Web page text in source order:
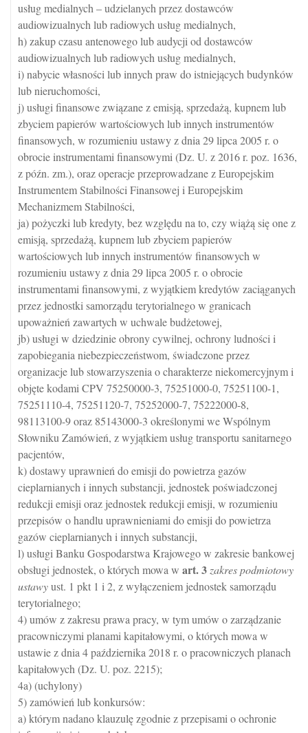
usług medialnych – udzielanych przez dostawców
audiowizualnych lub radiowych usług medialnych,
h) zakup czasu antenowego lub audycji od dostawców
audiowizualnych lub radiowych usług medialnych,
i) nabycie własności lub innych praw do istniejących budynków
lub nieruchomości,
j) usługi finansowe związane z emisją, sprzedażą, kupnem lub
zbyciem papierów wartościowych lub innych instrumentów
finansowych, w rozumieniu ustawy z dnia 29 lipca 2005 r. o
obrocie instrumentami finansowymi (Dz. U. z 2016 r. poz. 1636,
z późn. zm.), oraz operacje przeprowadzane z Europejskim
Instrumentem Stabilności Finansowej i Europejskim
Mechanizmem Stabilności,
ja) pożyczki lub kredyty, bez względu na to, czy wiążą się one z
emisją, sprzedażą, kupnem lub zbyciem papierów
wartościowych lub innych instrumentów finansowych w
rozumieniu ustawy z dnia 29 lipca 2005 r. o obrocie
instrumentami finansowymi, z wyjątkiem kredytów zaciąganych
przez jednostki samorządu terytorialnego w granicach
upoważnień zawartych w uchwale budżetowej,
jb) usługi w dziedzinie obrony cywilnej, ochrony ludności i
zapobiegania niebezpieczeństwom, świadczone przez
organizacje lub stowarzyszenia o charakterze niekomercyjnym i
objęte kodami CPV 75250000-3, 75251000-0, 75251100-1,
75251110-4, 75251120-7, 75252000-7, 75222000-8,
98113100-9 oraz 85143000-3 określonymi we Wspólnym
Słowniku Zamówień, z wyjątkiem usług transportu sanitarnego
pacjentów,
k) dostawy uprawnień do emisji do powietrza gazów
cieplarnianych i innych substancji, jednostek poświadczonej
redukcji emisji oraz jednostek redukcji emisji, w rozumieniu
przepisów o handlu uprawnieniami do emisji do powietrza
gazów cieplarnianych i innych substancji,
l) usługi Banku Gospodarstwa Krajowego w zakresie bankowej
obsługi jednostek, o których mowa w art.3 zakres podmiotowy
ustawyust. 1 pkt 1 i 2, z wyłączeniem jednostek samorządu
terytorialnego;
4) umów z zakresu prawa pracy, w tym umów o zarządzanie
pracowniczymi planami kapitałowymi, o których mowa w
ustawie z dnia 4 października 2018 r. o pracowniczych planach
kapitałowych (Dz. U. poz. 2215);
4a) (uchylony)
5) zamówień lub konkursów:
a) którym nadano klauzulę zgodnie z przepisami o ochronie